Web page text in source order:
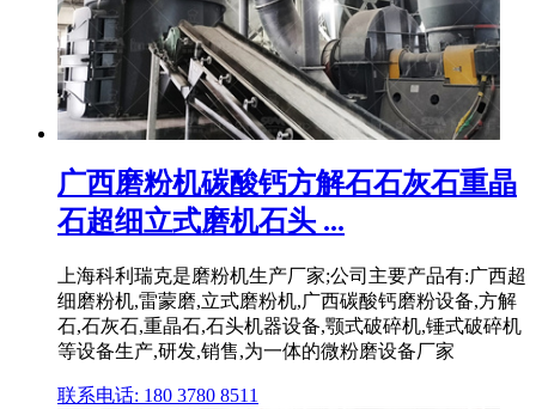
广西磨粉机碳酸钙方解石石灰石重晶
石超细立式磨机石头 ...
上海科利瑞克是磨粉机生产厂家;公司主要产品有:广西超
细磨粉机,雷蒙磨,立式磨粉机,广西碳酸钙磨粉设备,方解
石,石灰石,重晶石,石头机器设备,颚式破碎机,锤式破碎机
等设备生产,研发,销售,为一体的微粉磨设备厂家
联系电话: 180 3780 8511